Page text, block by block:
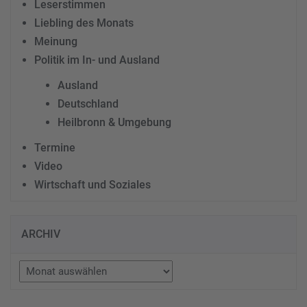
Leserstimmen
Liebling des Monats
Meinung
Politik im In- und Ausland
Ausland
Deutschland
Heilbronn & Umgebung
Termine
Video
Wirtschaft und Soziales
ARCHIV
Archiv